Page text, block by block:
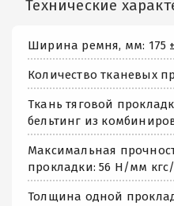
Технические
Ширина ремня, мм: 175
Количество тканевых
Ткань тяговой
бельтинг из
Максимальная
прокладки: 56 Н/мм
Толщина одной